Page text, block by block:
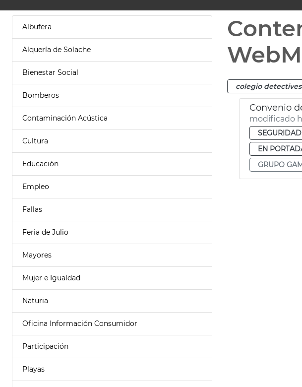
Albufera
Alquería de Solache
Bienestar Social
Bomberos
Contaminación Acústica
Cultura
Educación
Empleo
Fallas
Feria de Julio
Mayores
Mujer e Igualdad
Naturia
Oficina Información Consumidor
Participación
Playas
colegio detectives
Convenio
modificado
EN
GRUPO